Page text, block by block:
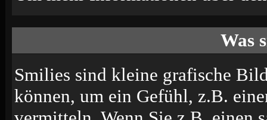
Was
Smilies sind kleine grafische
können, um ein Gefühl, z.B.